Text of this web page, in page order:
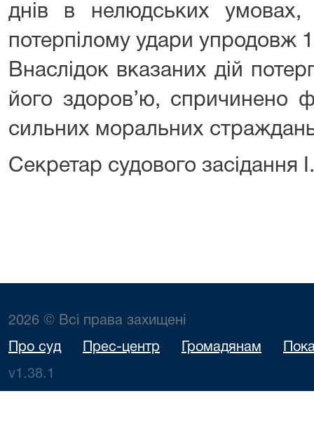
днів в нелюдських
потерпілому удари упродовж
Внаслідок вказаних дій
його здоров’ю, спричинено
сильних моральних
Секретар судового засідання
2026 © Всі права захищені
Про суд Прес-центр Громадянам
v1.38.1